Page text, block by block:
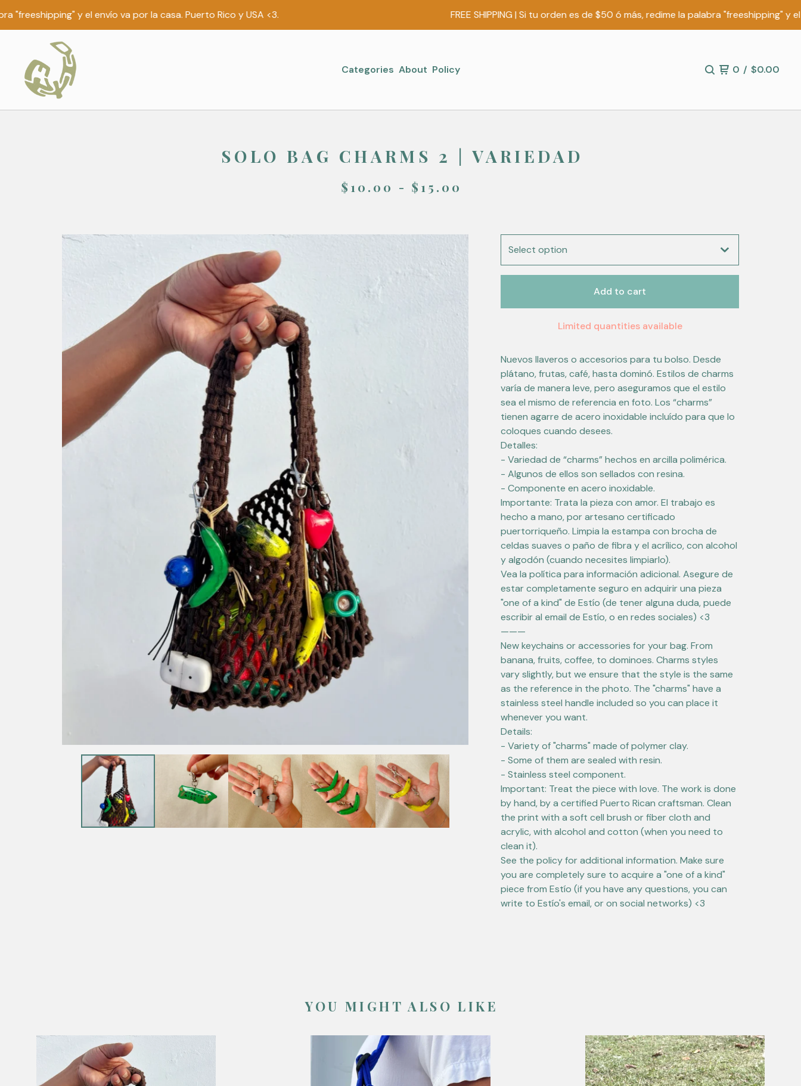
y el envío va por la casa. Puerto Rico y USA <3. FREE SHIPPING | Si tu orden es de $50 ó más, redime la palabra "freeshipping" y el
Categories About Policy 0 / $0.00
SOLO BAG CHARMS 2 | VARIEDAD
$ 10.00 - $ 15.00
Add to cart
Limited quantities available
Nuevos llaveros o accesorios para tu bolso. Desde
plátano, frutas, café, hasta dominó. Estilos de charms
varía de manera leve, pero aseguramos que el estilo
sea el mismo de referencia en foto. Los “charms”
tienen agarre de acero inoxidable incluído para que lo
coloques cuando desees.
Detalles:
- Variedad de “charms” hechos en arcilla polimérica.
- Algunos de ellos son sellados con resina.
- Componente en acero inoxidable.
Importante: Trata la pieza con amor. El trabajo es
hecho a mano, por artesano certificado
puertorriqueño. Limpia la estampa con brocha de
celdas suaves o paño de fibra y el acrílico, con alcohol
y algodón (cuando necesites limpiarlo).
Vea la política para información adicional. Asegure de
estar completamente seguro en adquirir una pieza
"one of a kind" de Estío (de tener alguna duda, puede
escribir al email de Estío, o en redes sociales) <3
———
New keychains or accessories for your bag. From
banana, fruits, coffee, to dominoes. Charms styles
vary slightly, but we ensure that the style is the same
as the reference in the photo. The "charms" have a
stainless steel handle included so you can place it
whenever you want.
Details:
- Variety of "charms" made of polymer clay.
- Some of them are sealed with resin.
- Stainless steel component.
Important: Treat the piece with love. The work is done
by hand, by a certified Puerto Rican craftsman. Clean
the print with a soft cell brush or fiber cloth and
acrylic, with alcohol and cotton (when you need to
clean it).
See the policy for additional information. Make sure
you are completely sure to acquire a "one of a kind"
piece from Estío (if you have any questions, you can
write to Estío's email, or on social networks) <3
YOU MIGHT ALSO LIKE